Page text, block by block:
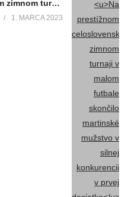
Na prestížnom celoslovenskom zimnom turnaji v malom futbale skončilo martinské mužstvo v silnej konkurencii v prvej desiatke
1. MARCA 2023